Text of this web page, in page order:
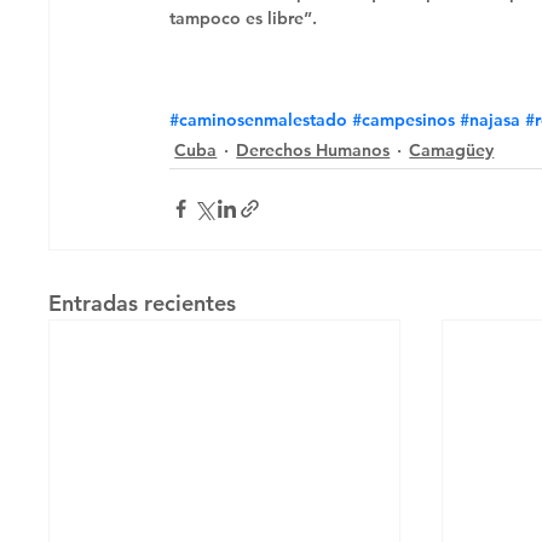
tampoco es libre”.
#caminosenmalestado #campesinos #najasa
Cuba
Derechos Humanos Camagüey
Entradas recientes